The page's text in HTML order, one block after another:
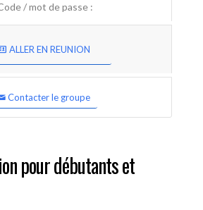
/ mot de passe :
ALLER EN REUNION
Contacter le groupe
pour débutants et